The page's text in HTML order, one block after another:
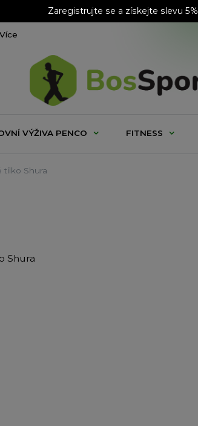
Zaregistrujte se a získejte slevu 5%
Více
VÝŽIVA PENCO FITNESS
tílko Shura